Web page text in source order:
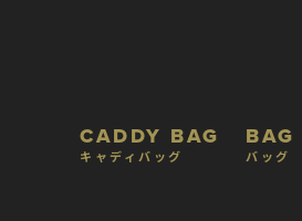
CADDY BAG
キャディバッグ
BAG
バッグ